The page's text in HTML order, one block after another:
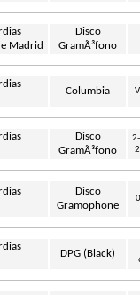
Madrid
Disco
GramÃ³fono
Columbia
Disco
GramÃ³fono
Disco
Gramophone
DPG (Black)